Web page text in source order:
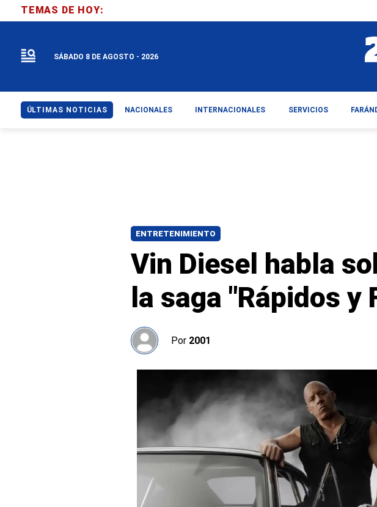
ENTRETENIMIENTO
Vin Diesel habla
la saga "Rápidos y
Por 2001
TEMAS DE HOY:
SÁBADO 8 DE AGOSTO - 2026
ÚLTIMAS NOTICIAS NACIONALES INTERNACIONALES SERVICIOS